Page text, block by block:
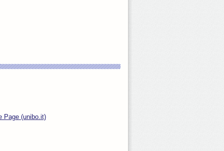
(unibo.it)